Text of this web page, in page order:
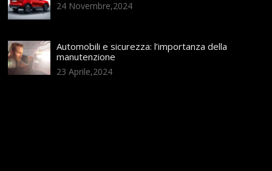
24 Novembre,2024
Automobili e sicurezza: l’importanza della
manutenzione
23 Aprile,2024